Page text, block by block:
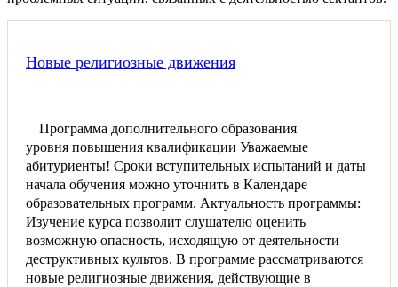
Новые религиозные движения
Программа дополнительного образования
уровня повышения квалификации Уважаемые
абитуриенты! Сроки вступительных испытаний и даты
начала обучения можно уточнить в Календаре
образовательных программ. Актуальность программы:
Изучение курса позволит слушателю оценить
возможную опасность, исходящую от деятельности
деструктивных культов. В программе рассматриваются
новые религиозные движения, действующие в